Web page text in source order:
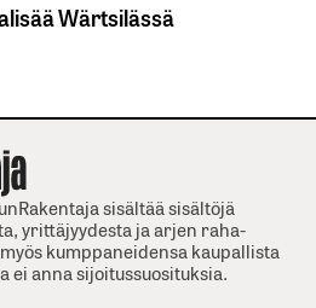
Wärtsilässä
sisältää sisältöjä
yrittäjyydesta ja arjen raha-
kumppaneidensa kaupallista
ei anna sijoitussuosituksia.